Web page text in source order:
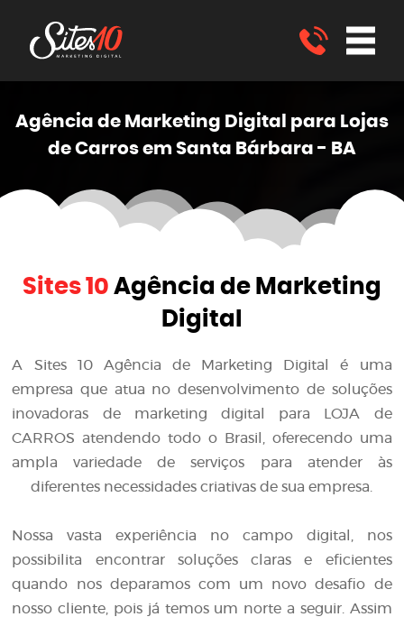
Agência de Marketing Digital para Lojas
de Carros em Santa Bárbara - BA
Sites 10 Agência de Marketing
Digital
A Sites 10 Agência de Marketing Digital
é uma
empresa que atua no desenvolvimento de soluções
inovadoras de marketing digital para LOJA de
CARROS atendendo todo o Brasil, oferecendo uma
ampla variedade de serviços para atender às
diferentes necessidades criativas de sua empresa.
Nossa vasta experiência no campo digital, nos
possibilita encontrar soluções claras e eficientes
quando nos deparamos com um novo desafio de
nosso cliente, pois já temos um norte a seguir. Assim